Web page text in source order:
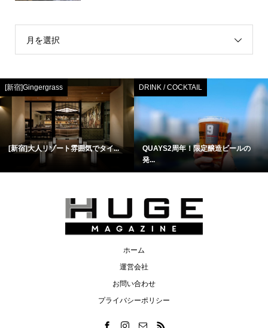
月を選択
[新宿]Gingergrass
[新宿]大人リゾート雰囲気でタイ...
DRINK / COCKTAIL
QUAYS2周年！限定醸造ビールの
発...
ホーム
運営会社
お問い合わせ
プライバシーポリシー